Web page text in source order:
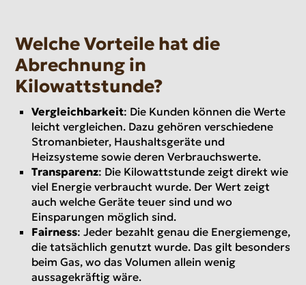
Welche Vorteile hat die
Abrechnung in
Kilowattstunde?
Vergleichbarkeit: Die Kunden können die Werte
leicht vergleichen. Dazu gehören verschiedene
Stromanbieter, Haushaltsgeräte und
Heizsysteme sowie deren Verbrauchswerte.
Transparenz: Die Kilowattstunde zeigt direkt wie
viel Energie verbraucht wurde. Der Wert zeigt
auch welche Geräte teuer sind und wo
Einsparungen möglich sind.
Fairness: Jeder bezahlt genau die Energiemenge,
die tatsächlich genutzt wurde. Das gilt besonders
beim Gas, wo das Volumen allein wenig
aussagekräftig wäre.